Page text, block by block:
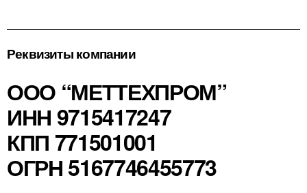
Реквизиты компании
ООО “МЕТТЕХПРОМ”
ИНН 9715417247
КПП 771501001
ОГРН 5167746455773